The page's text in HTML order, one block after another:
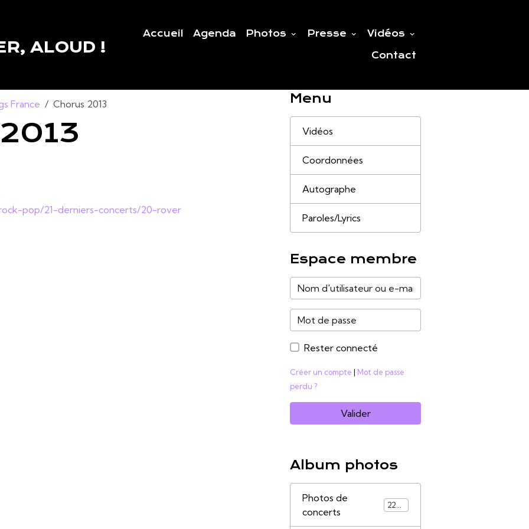
ALOUD !
Accueil Agenda Photos Presse Vidéos
Contact
France Chorus 2013
pop/21-derniers-concerts/20-rover
Menu
Vidéos
Coordonnées
Autographe
Paroles/Lyrics
Espace membre
Rester connecté
Créer un compte | Mot de passe
perdu ?
Valider
Album photos
Photos de
concerts
2285